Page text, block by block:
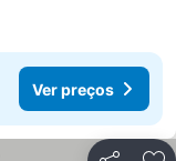
Ver preços